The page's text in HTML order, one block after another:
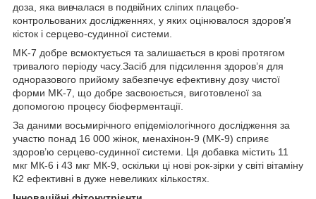
доза, яка вивчалася в подвійних сліпих плацебо-
контрольованих дослідженнях, у яких оцінювалося здоров’я
кісток і серцево-судинної системи.
MK-7 добре всмоктується та залишається в крові протягом
тривалого періоду часу.Засіб для підсилення здоров’я для
одноразового прийому забезпечує ефективну дозу чистої
форми MK-7, що добре засвоюється, виготовленої за
допомогою процесу біоферментації.
За даними восьмирічного епідеміологічного дослідження за
участю понад 16 000 жінок, менахінон-9 (MK-9) сприяє
здоров’ю серцево-судинної системи. Ця добавка містить 11
мкг МК-6 і 43 мкг МК-9, оскільки ці нові рок-зірки у світі вітаміну
К2 ефективні в дуже невеликих кількостях.